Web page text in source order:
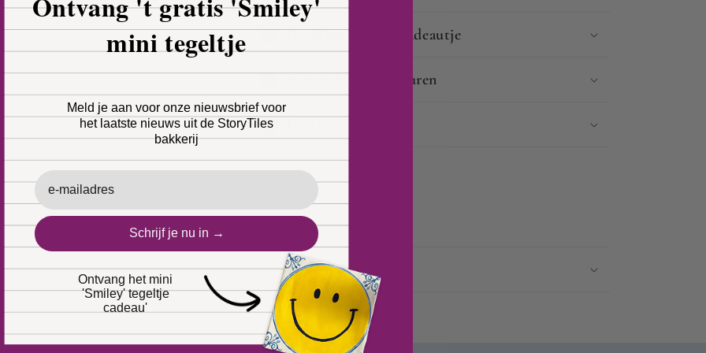
Inpakken als een cadeautje
Verzenden & Retouren
mini tegeltje
Meld je aan voor onze nieuwsbrief voor
het laatste nieuws uit de StoryTiles
bakkerij
Email
Schrijf je nu in →
Ontvang het mini
'Smiley' tegeltje
cadeau'